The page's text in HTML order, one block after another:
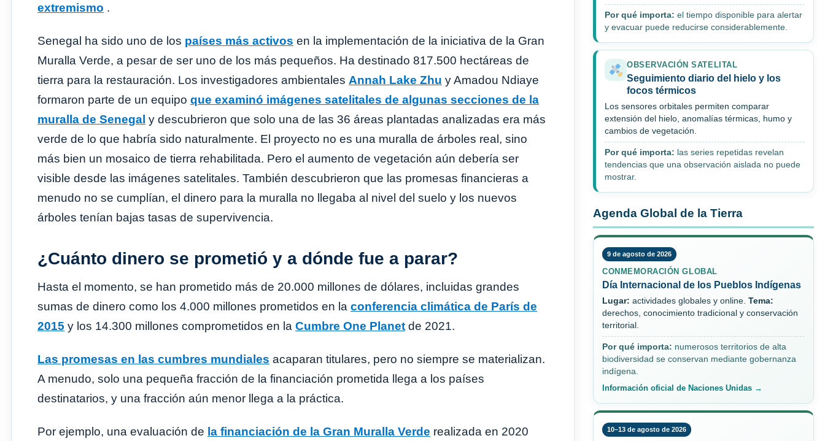
extremismo .
Senegal ha sido uno de los países más activos en la implementación de la iniciativa de la Gran
Muralla Verde, a pesar de ser uno de los más pequeños. Ha destinado 817.500 hectáreas de
tierra para la restauración. Los investigadores ambientales Annah Lake Zhu y Amadou Ndiaye
formaron parte de un equipo que examinó imágenes satelitales de algunas secciones de la
muralla de Senegal y descubrieron que solo una de las 36 áreas plantadas analizadas era más
verde de lo que habría sido naturalmente. El proyecto no es una muralla de árboles real, sino
más bien un mosaico de tierra rehabilitada. Pero el aumento de vegetación aún debería ser
visible desde las imágenes satelitales. También descubrieron que las promesas financieras a
menudo no se cumplían, el dinero para la muralla no llegaba al nivel del suelo y los nuevos
árboles tenían bajas tasas de supervivencia.
¿Cuánto dinero se prometió y a dónde fue a parar?
Hasta el momento, se han prometido más de 20.000 millones de dólares, incluidas grandes
sumas de dinero como los 4.000 millones prometidos en la conferencia climática de París de
2015 y los 14.300 millones comprometidos en la Cumbre One Planet de 2021.
Las promesas en las cumbres mundiales acaparan titulares, pero no siempre se materializan.
A menudo, solo una pequeña fracción de la financiación prometida llega a los países
destinatarios, y una fracción aún menor llega a la práctica.
Por ejemplo, una evaluación de la financiación de la Gran Muralla Verde realizada en 2020
Por qué importa: el tiempo disponible para alertar
y evacuar puede reducirse considerablemente.
OBSERVACIÓN SATELITAL
Seguimiento diario del hielo y los
focos térmicos
Los sensores orbitales permiten comparar
extensión del hielo, anomalías térmicas, humo y
cambios de vegetación.
Por qué importa: las series repetidas revelan
tendencias que una observación aislada no puede
mostrar.
Agenda Global de la Tierra
9 de agosto de 2026
CONMEMORACIÓN GLOBAL
Día Internacional de los Pueblos Indígenas
Lugar: actividades globales y online. Tema:
derechos, conocimiento tradicional y conservación
territorial.
Por qué importa: numerosos territorios de alta
biodiversidad se conservan mediante gobernanza
indígena.
Información oficial de Naciones Unidas →
10–13 de agosto de 2026